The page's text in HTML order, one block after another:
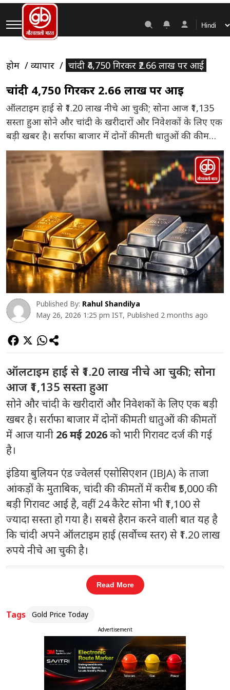
होम व्यापार चांदी ₹4,750 गिरकर ₹2.66 लाख पर आई
चांदी ₹4,750 गिरकर ₹2.66 लाख पर आई
ऑलटाइम हाई से ₹1.20 लाख नीचे आ चुकी; सोना आज ₹1,135
सस्ता हुआ सोने और चांदी के खरीदारों और निवेशकों के लिए एक
बड़ी खबर है। सर्राफा बाजार में दोनों कीमती धातुओं की कीमतों
में आज यानी 26 मई 2026 को भारी गिरावट दर्ज की गई है।
इंडिया बुलियन एंड ज्वेलर्स एसोसिएशन (IBJA) के ताजा […]
Published By: Rahul Shandilya
May 26, 2026 1:25 pm IST, Published 2 months ago
ऑलटाइम हाई से ₹1.20 लाख नीचे आ चुकी; सोना
आज ₹1,135 सस्ता हुआ
सोने और चांदी के खरीदारों और निवेशकों के लिए एक बड़ी
खबर है। सर्राफा बाजार में दोनों कीमती धातुओं की कीमतों
में आज यानी 26 मई 2026को भारी गिरावट दर्ज की गई
है।
इंडिया बुलियन एंड ज्वेलर्स एसोसिएशन (IBJA) के ताजा
आंकड़ों के मुताबिक, चांदी की कीमतों में करीब ₹5,000 की
बड़ी गिरावट आई है, वहीं 24 कैरेट सोना भी ₹1,100 से
ज्यादा सस्ता हो गया है। सबसे हैरान करने वाली बात यह है
कि चांदी अपने ऑलटाइम हाई (सर्वोच्च स्तर) से ₹1.20 लाख
रुपये नीचे आ चुकी है।
बदल जाएंगे डिजिटल पेमेंट के नियम?
‹
आज क्या हैं सोने-चांदी के दाम?
चांदी (Silver):1 किलोग्राम चांदी की कीमत
Read More
Tags Gold Price Today
Advertisement